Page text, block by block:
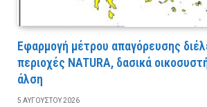
Εφαρμογή μέτρου απαγόρευσης
περιοχές NATURA, δασικά
άλση
5 ΑΥΓΟΎΣΤΟΥ 2026